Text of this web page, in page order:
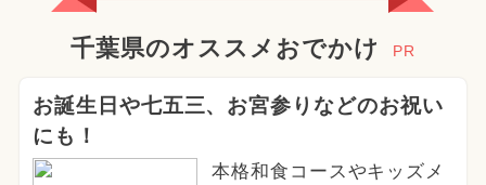
千葉県のオススメおでかけ PR
お誕生日や七五三、お宮参りなどのお祝い
にも！
本格和食コースやキッズメ